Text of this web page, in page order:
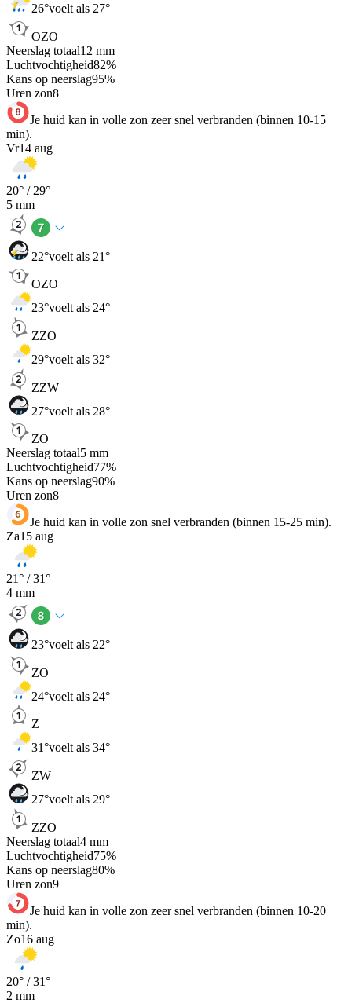
26°voelt als 27°
OZO
Neerslag totaal12 mm
Luchtvochtigheid82%
Kans op neerslag95%
Uren zon8
Je huid kan in volle zon zeer snel verbranden (binnen 10-15
min).
Vr14 aug
20° / 29°
5 mm
22°voelt als 21°
OZO
23°voelt als 24°
ZZO
29°voelt als 32°
ZZW
27°voelt als 28°
ZO
Neerslag totaal5 mm
Luchtvochtigheid77%
Kans op neerslag90%
Uren zon8
Je huid kan in volle zon snel verbranden (binnen 15-25 min).
Za15 aug
21° /31°
4 mm
23°voelt als 22°
ZO
24°voelt als 24°
Z
31°voelt als 34°
ZW
27°voelt als 29°
ZZO
Neerslag totaal4 mm
Luchtvochtigheid75%
Kans op neerslag80%
Uren zon9
Je huid kan in volle zon zeer snel verbranden (binnen 10-20
min).
Zo16 aug
20° /31°
2 mm